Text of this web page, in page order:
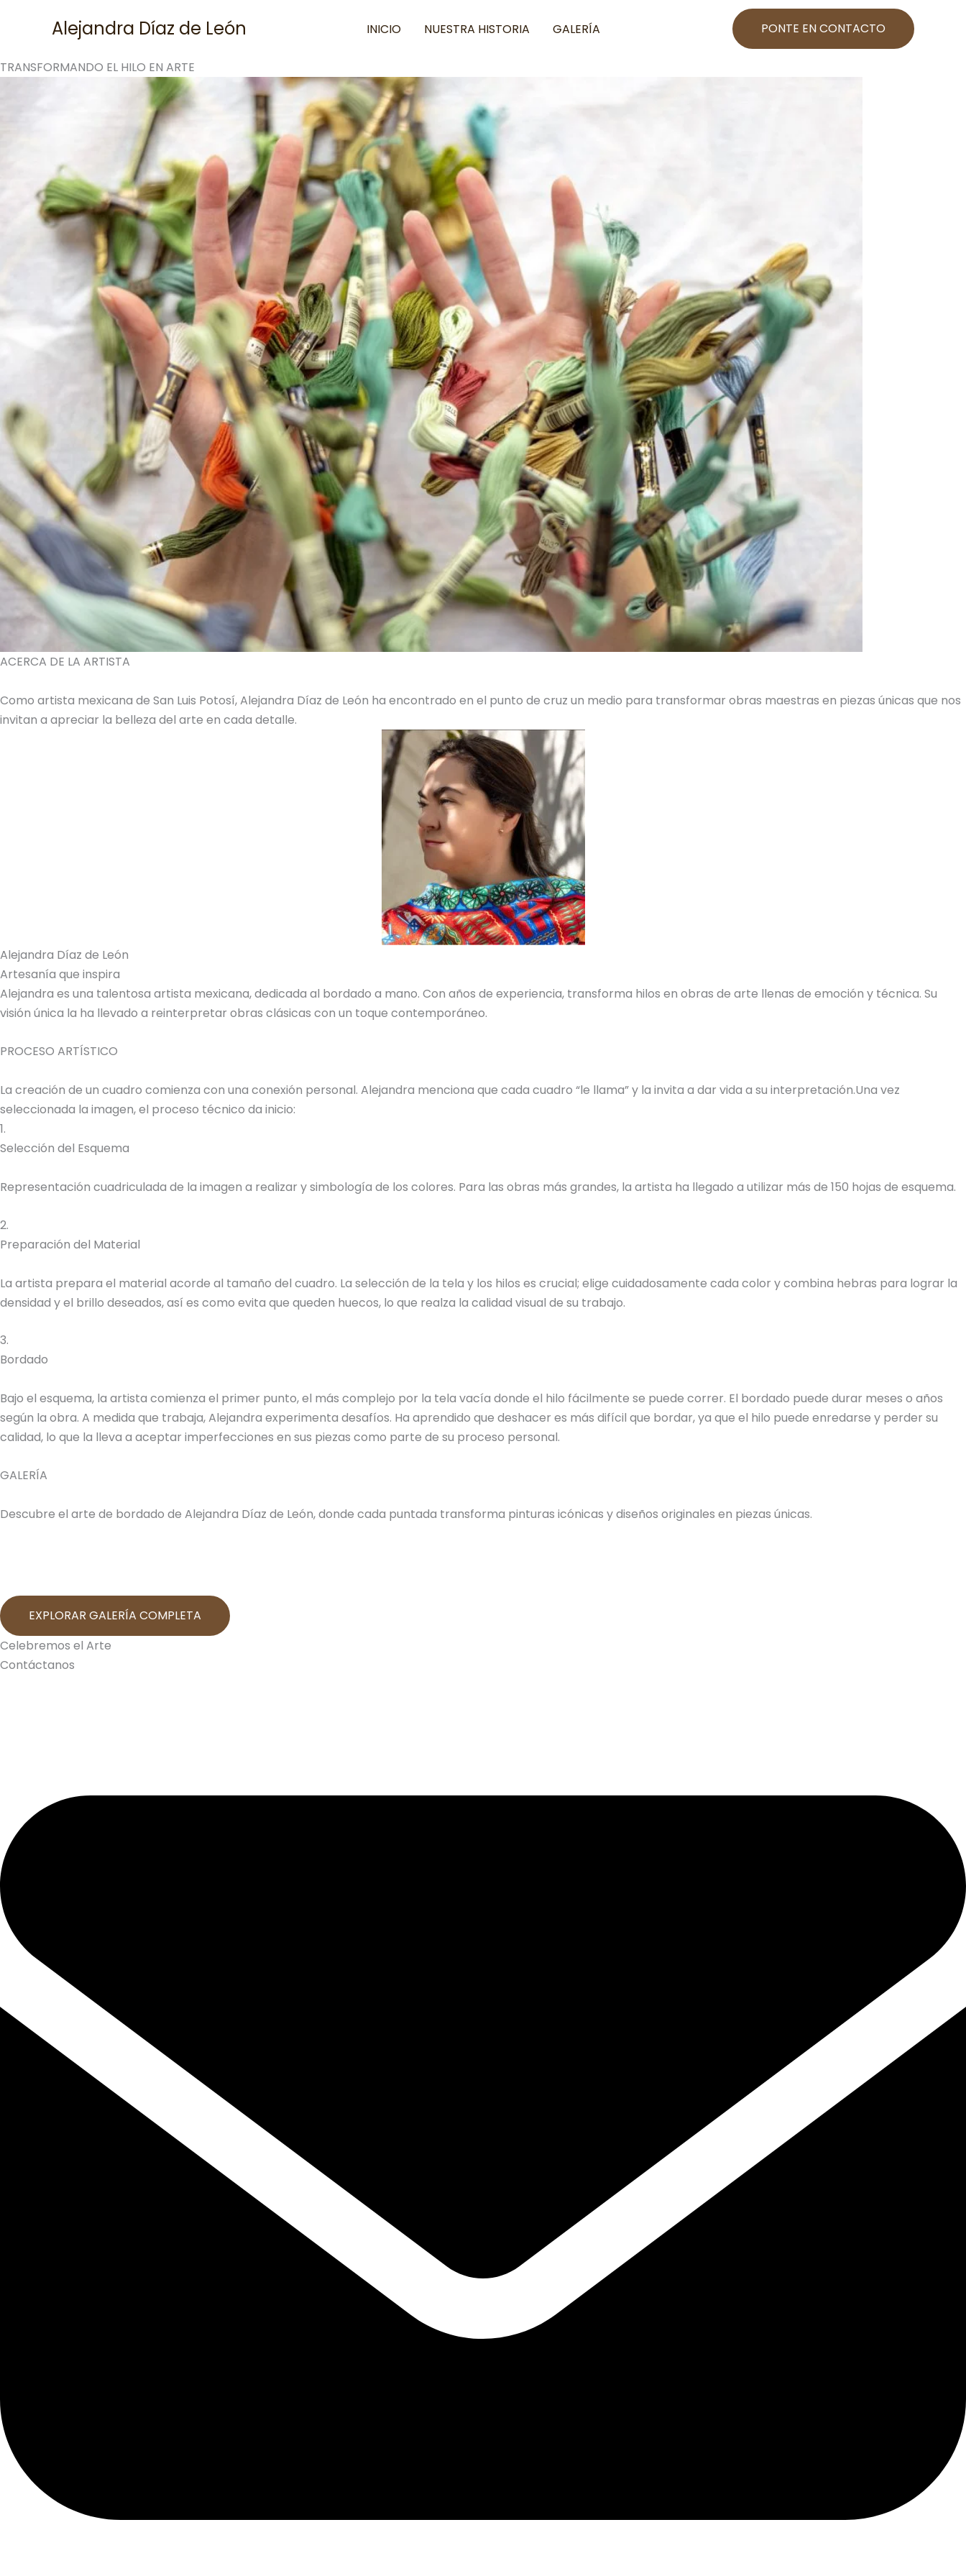
Alejandra Díaz de León INICIO NUESTRA HISTORIA GALERÍA PONTE EN CONTACTO
TRANSFORMANDO EL HILO EN ARTE
ACERCA DE LA ARTISTA
Como artista mexicana de San Luis Potosí, Alejandra Díaz de León ha encontrado en el punto de cruz un medio para transformar obras maestras en piezas únicas que nos
invitan a apreciar la belleza del arte en cada detalle.
Alejandra Díaz de León
Artesanía que inspira
Alejandra es una talentosa artista mexicana, dedicada al bordado a mano. Con años de experiencia, transforma hilos en obras de arte llenas de emoción y técnica. Su
visión única la ha llevado a reinterpretar obras clásicas con un toque contemporáneo.
PROCESO ARTÍSTICO
La creación de un cuadro comienza con una conexión personal. Alejandra menciona que cada cuadro “le llama” y la invita a dar vida a su interpretación.Una vez
seleccionada la imagen, el proceso técnico da inicio:
1.
Selección del Esquema
Representación cuadriculada de la imagen a realizar y simbología de los colores. Para las obras más grandes, la artista ha llegado a utilizar más de 150 hojas de esquema.
2.
Preparación del Material
La artista prepara el material acorde al tamaño del cuadro. La selección de la tela y los hilos es crucial; elige cuidadosamente cada color y combina hebras para lograr la
densidad y el brillo deseados, así es como evita que queden huecos, lo que realza la calidad visual de su trabajo.
3.
Bordado
Bajo el esquema, la artista comienza el primer punto, el más complejo por la tela vacía donde el hilo fácilmente se puede correr. El bordado puede durar meses o años
según la obra. A medida que trabaja, Alejandra experimenta desafíos. Ha aprendido que deshacer es más difícil que bordar, ya que el hilo puede enredarse y perder su
calidad, lo que la lleva a aceptar imperfecciones en sus piezas como parte de su proceso personal.
GALERÍA
Descubre el arte de bordado de Alejandra Díaz de León, donde cada puntada transforma pinturas icónicas y diseños originales en piezas únicas.
EXPLORAR GALERÍA COMPLETA
Celebremos el Arte
Contáctanos